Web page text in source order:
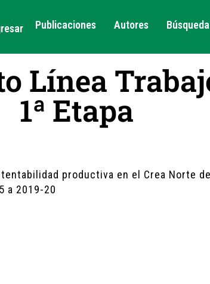
Publicaciones Autores
Línea
1ª Etapa
productiva en el Crea Norte
a 2019-20